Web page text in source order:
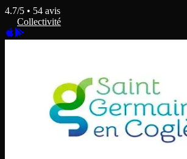
4.7/5 • 54 avis
Collectivité